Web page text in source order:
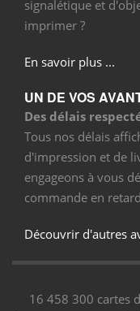
signalétique et
imprimer ?
En savoir plus ...
UN DE VOS
Des délais
Tous nos délais
d'impression et de
engageons à vous
commande en
Découvrir d'autres
16 458 300 cartes